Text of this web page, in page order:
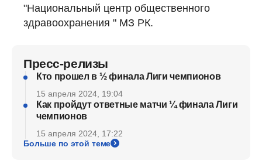
"Национальный центр общественного
здравоохранения " МЗ РК.
Пресс-релизы
Кто прошел в ½ финала Лиги чемпионов
15 апреля 2024, 19:04
Как пройдут ответные матчи ¼ финала Лиги
чемпионов
15 апреля 2024, 17:22
Больше по этой теме